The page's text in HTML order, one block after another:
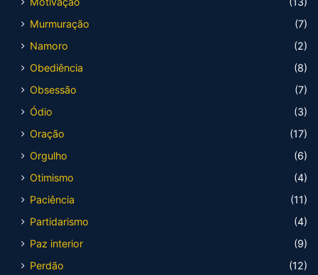
Murmuração
(7)
Namoro
(2)
Obediência
(8)
Obsessão
(7)
Ódio
(3)
Oração
(17)
Orgulho
(6)
Otimismo
(4)
Paciência
(11)
Partidarismo
(4)
Paz interior
(9)
Perdão
(12)